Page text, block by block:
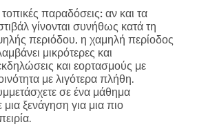
τοπικές παραδόσεις: αν και τα
γίνονται συνήθως κατά τη
περιόδου, η χαμηλή περίοδος
μικρότερες και
και εορτασμούς με
με λιγότερα πλήθη.
σε ένα μάθημα
μια ξενάγηση για μια πιο